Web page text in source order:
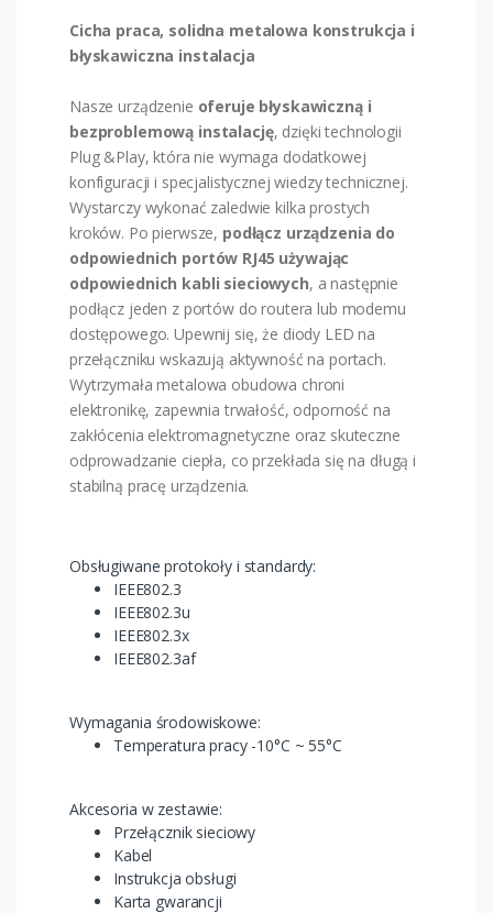
Cicha praca, solidna metalowa konstrukcja i
błyskawiczna instalacja
Nasze urządzenie oferuje błyskawiczną i
bezproblemową instalację, dzięki technologii
Plug &Play, która nie wymaga dodatkowej
konfiguracji i specjalistycznej wiedzy technicznej.
Wystarczy wykonać zaledwie kilka prostych
kroków. Po pierwsze, podłącz urządzenia do
odpowiednich portów RJ45 używając
odpowiednich kabli sieciowych, a następnie
podłącz jeden z portów do routera lub modemu
dostępowego. Upewnij się, że diody LED na
przełączniku wskazują aktywność na portach.
Wytrzymała metalowa obudowa chroni
elektronikę, zapewnia trwałość, odporność na
zakłócenia elektromagnetyczne oraz skuteczne
odprowadzanie ciepła, co przekłada się na długą i
stabilną pracę urządzenia.
Obsługiwane protokoły i standardy:
IEEE802.3
IEEE802.3u
IEEE802.3x
IEEE802.3af
Wymagania środowiskowe:
Temperatura pracy -10°C ~ 55°C
Akcesoria w zestawie:
Przełącznik sieciowy
Kabel
Instrukcja obsługi
Karta gwarancji